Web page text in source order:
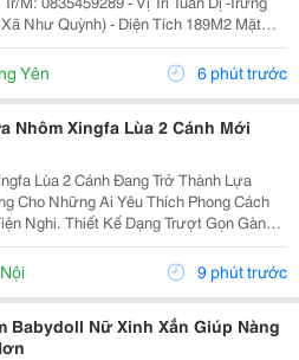
- Diện Tích 189M2 Mặt
Dị Ql
Lộ5A Giao Thông Cực Thuận Tiện ❤ Bán Kính...
Yên 6 phút trước
Nhôm Xingfa Lùa 2 Cánh Mới
Lùa 2 Cánh Đang Trở Thành Lựa
Cho Những Ai Yêu Thích Phong Cách
Nghi. Thiết Kế Dạng Trượt Gọn Gàng
Cửa Vận Hành Nhẹ Nhàng, Tiết Kiệm
Hợp Cả Không Gian Nhỏ Hẹp Lẫn Những
9 phút trước
Babydoll Nữ Xinh Xắn Giúp Nàng